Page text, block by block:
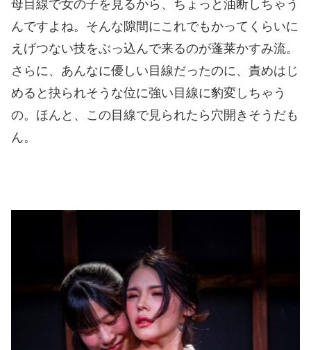
母目線で女の子を見るから、ちょっと油断しちゃう
んですよね。そんな隙間にこれでもかってくらいに
えげつない技をぶっ込んで来るのが蓬莱かすみ流。
さらに、あんなに優しい目線だったのに、責めはじ
めると抉られそうな位に強い目線に豹変しちゃう
の。ほんと、この目線で見られたら穴開きそうだも
ん。